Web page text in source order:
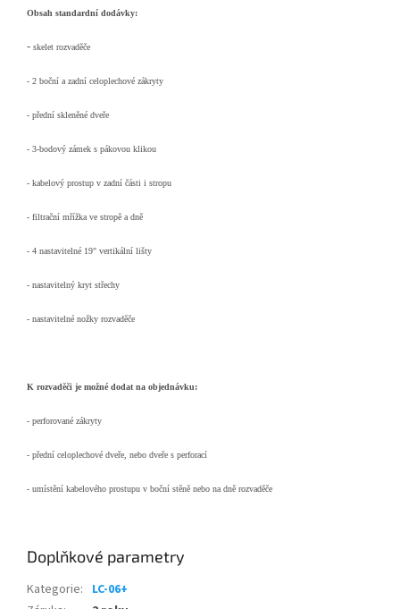
Obsah standardní dodávky:
- skelet rozvaděče
- 2 boční a zadní celoplechové zákryty
- přední skleněné dveře
- 3-bodový zámek s pákovou klikou
- kabelový prostup v zadní části i stropu
- filtrační mřížka ve stropě a dně
- 4 nastavitelné 19" vertikální lišty
- nastavitelný kryt střechy
- nastavitelné nožky rozvaděče
K rozvaděči je možné dodat na objednávku:
- perforované zákryty
- přední celoplechové dveře, nebo dveře s perforací
- umístění kabelového prostupu v boční stěně nebo na dně rozvaděče
Doplňkové parametry
Kategorie: LC-06+